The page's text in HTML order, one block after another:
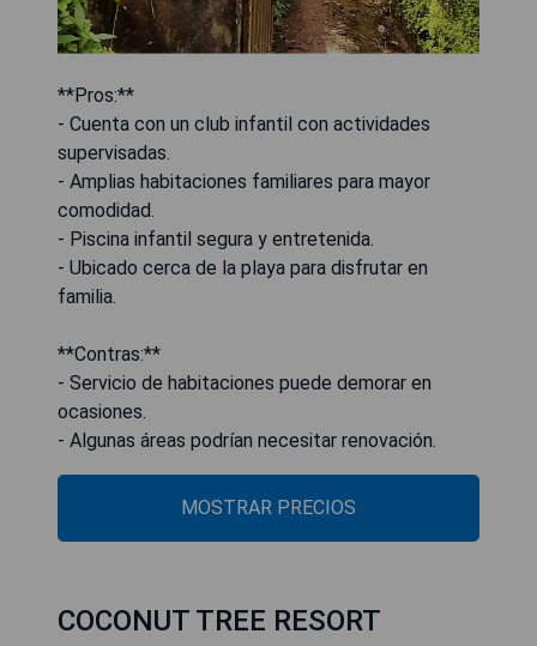
**Pros:**
- Cuenta con un club infantil con actividades
supervisadas.
- Amplias habitaciones familiares para mayor
comodidad.
- Piscina infantil segura y entretenida.
- Ubicado cerca de la playa para disfrutar en
familia.
**Contras:**
- Servicio de habitaciones puede demorar en
ocasiones.
- Algunas áreas podrían necesitar renovación.
MOSTRAR PRECIOS
COCONUT TREE RESORT